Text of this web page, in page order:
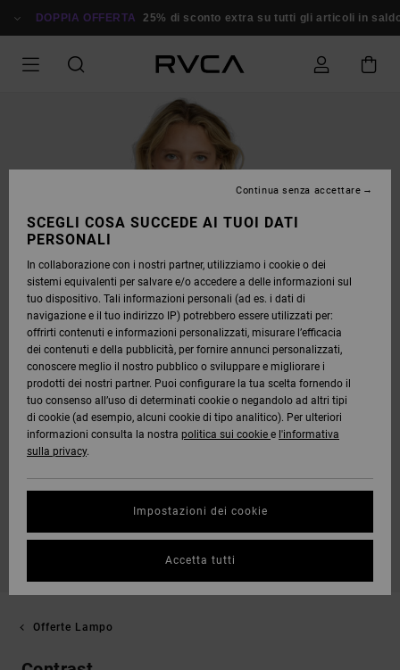
ALLE
DOPPIA OFFERTA 25% di sconto extra su tutti gli articoli in saldo
Offerte Lampo
SCEGLI COSA SUCCEDE AI TUOI DATI
PERSONALI
In collaborazione con i nostri partner, utilizziamo i cookie o dei
sistemi equivalenti per salvare e/o accedere a delle informazioni sul
tuo dispositivo. Tali informazioni personali (ad es. i dati di
navigazione e il tuo indirizzo IP) potrebbero essere utilizzati per:
offrirti contenuti e informazioni personalizzati, misurare l’efficacia
dei contenuti e della pubblicità, per fornire annunci personalizzati,
conoscere meglio il nostro pubblico o sviluppare e migliorare i
prodotti dei nostri partner. Puoi configurare la tua scelta fornendo il
tuo consenso all’uso di determinati cookie o negandolo ad altri tipi
di cookie (ad esempio, alcuni cookie di tipo analitico). Per ulteriori
informazioni consulta la nostra politica sui cookie e l'informativa
sulla privacy.
Impostazioni dei cookie
Continua senza accettare
Accetta tutti